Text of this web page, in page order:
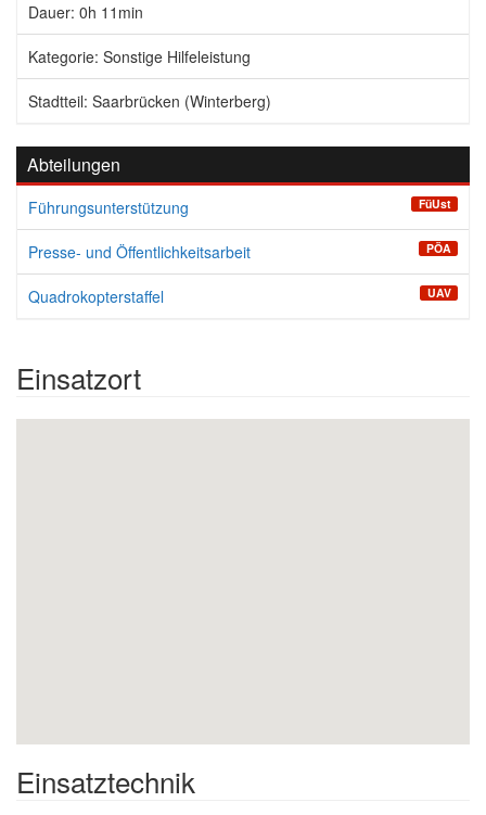
Dauer: 0h 11min
Kategorie: Sonstige Hilfeleistung
Stadtteil: Saarbrücken (Winterberg)
Abteilungen
Führungsunterstützung FüUst
Presse- und Öffentlichkeitsarbeit PÖA
Quadrokopterstaffel UAV
Einsatzort
Einsatztechnik